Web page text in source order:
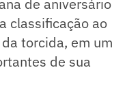
classificação ao
torcida, em um
de sua